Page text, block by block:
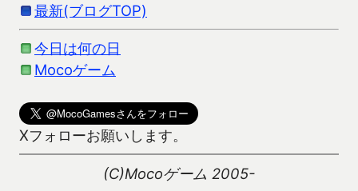
最新(ブログTOP)
今日は何の日
Mocoゲーム
Xフォローお願いします。
(C)Mocoゲーム 2005-